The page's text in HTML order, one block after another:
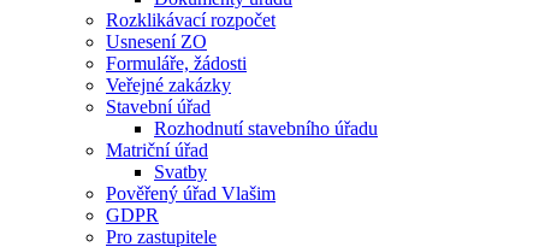
Rozklikávací rozpočet
Usnesení ZO
Formuláře, žádosti
Veřejné zakázky
Stavební úřad
Rozhodnutí stavebního úřadu
Matriční úřad
Svatby
Pověřený úřad Vlašim
GDPR
Pro zastupitele